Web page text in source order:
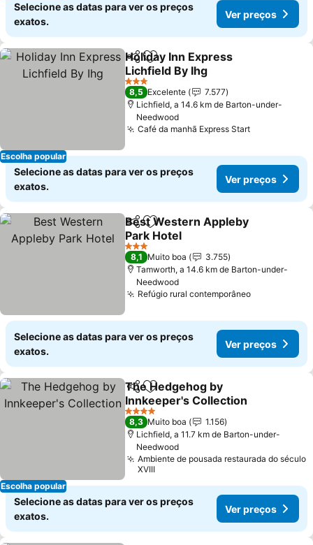
Selecione as datas para ver os preços
exatos.
Ver preços
Escolha popular
PartilharAdicionar aos favoritos
Holiday Inn Express
Lichfield By Ihg
3 Estrelas
8,5 Excelente
7.577
Lichfield, a 14.6 km de Barton-under-
Needwood
Café da manhã Express Start
Selecione as datas para ver os preços
exatos.
Ver preços
PartilharAdicionar aos favoritos
Best Western Appleby
Park Hotel
3 Estrelas
8,1 Muito boa
3.755
Tamworth, a 14.6 km de Barton-under-
Needwood
Refúgio rural contemporâneo
Selecione as datas para ver os preços
exatos.
Ver preços
Escolha popular
PartilharAdicionar aos favoritos
The Hedgehog by
Innkeeper's Collection
4 Estrelas
8,3 Muito boa
1.156
Lichfield, a 11.7 km de Barton-under-
Needwood
Ambiente de pousada restaurada do século
XVIII
Selecione as datas para ver os preços
exatos.
Ver preços